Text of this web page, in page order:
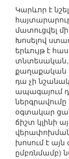
Կարևոր է
մատուցվել
Խոսելով
երևույթ է
տնտեսական,
քաղաքական
դա չի
ապագայում
օգտակար
ճիշտ կլինի
խոսում է
ըմբռնմամբ)